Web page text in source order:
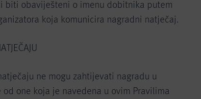
biti obaviješteni o imenu dobitnika putem
koja komunicira nagradni natječaj.
ne mogu zahtijevati nagradu u
one koja je navedena u ovim Pravilima